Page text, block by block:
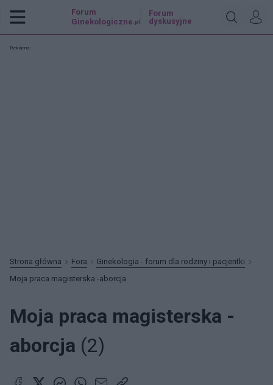
Forum
Ginekologiczne .pl
Forum
dyskusyjne
Reklama:
Strona główna Fora
Ginekologia - forum dla rodziny i pacjentki
Moja praca magisterska -aborcja
Moja praca magisterska -
aborcja (2)